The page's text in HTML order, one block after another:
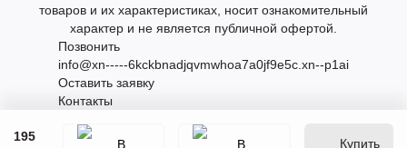
195
Купить
товаров и их характеристиках, носит ознакомительный
характер и не является публичной офертой.
Позвонить
info@xn-----6kckbnadjqvmwhoa7a0jf9e5c.xn--p1ai
Оставить заявку
Контакты